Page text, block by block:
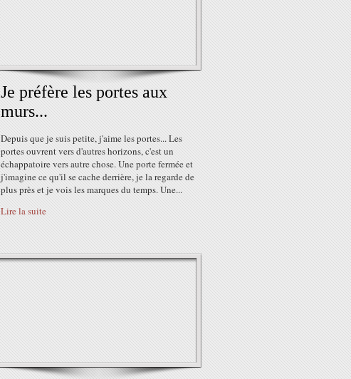
Je préfère les portes aux
murs...
Depuis que je suis petite, j'aime les portes... Les
portes ouvrent vers d'autres horizons, c'est un
échappatoire vers autre chose. Une porte fermée et
j'imagine ce qu'il se cache derrière, je la regarde de
plus près et je vois les marques du temps. Une...
Lire la suite